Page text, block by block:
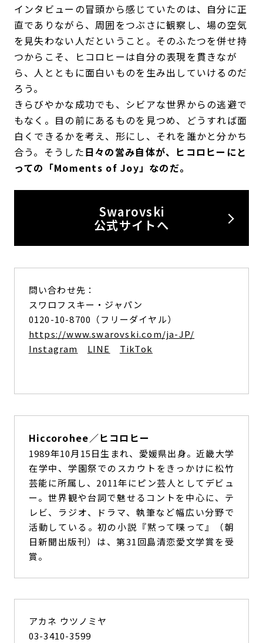
インタビューの冒頭から感じていたのは、自分に正
直でありながら、周囲をつぶさに観察し、場の空気
を見失わない人だということ。そのふたつを併せ持
つからこそ、ヒコロヒーは自分の表現を貫きなが
ら、人とともに面白いものを生み出していけるのだ
ろう。
きらびやかな成功でも、シビアな世界からの逃避で
もなく。目の前にあるものを見つめ、どうすれば面
白くできるかを考え、形にし、それを誰かと分かち
合う。そうした日々の営み自体が、ヒコロヒーにと
っての「Moments of Joy」なのだ。
Swarovski
公式サイトへ
問い合わせ先：
スワロフスキー・ジャパン
0120-10-8700（フリーダイヤル）
https://www.swarovski.com/ja-JP/
Instagram
LINE TikTok
Hiccorohee／ヒコロヒー
1989年10月15日生まれ、愛媛県出身。近畿大学
在学中、学園祭でのスカウトをきっかけに松竹
芸能に所属し、2011年にピン芸人としてデビュ
ー。世界観や台詞で魅せるコントを中心に、テ
レビ、ラジオ、ドラマ、執筆など幅広い分野で
活動している。初の小説『黙って喋って』（朝
日新聞出版刊）は、第31回島清恋愛文学賞を受
賞。
アカネ ウツノミヤ
03-3410-3599